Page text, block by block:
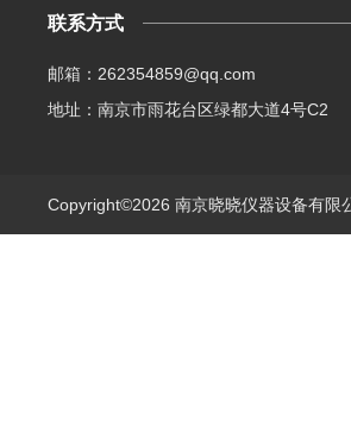
联系方式
邮箱：262354859@qq.com
地址：南京市雨花台区绿都大道4号C2
Copyright©2026 南京晓晓仪器设备有